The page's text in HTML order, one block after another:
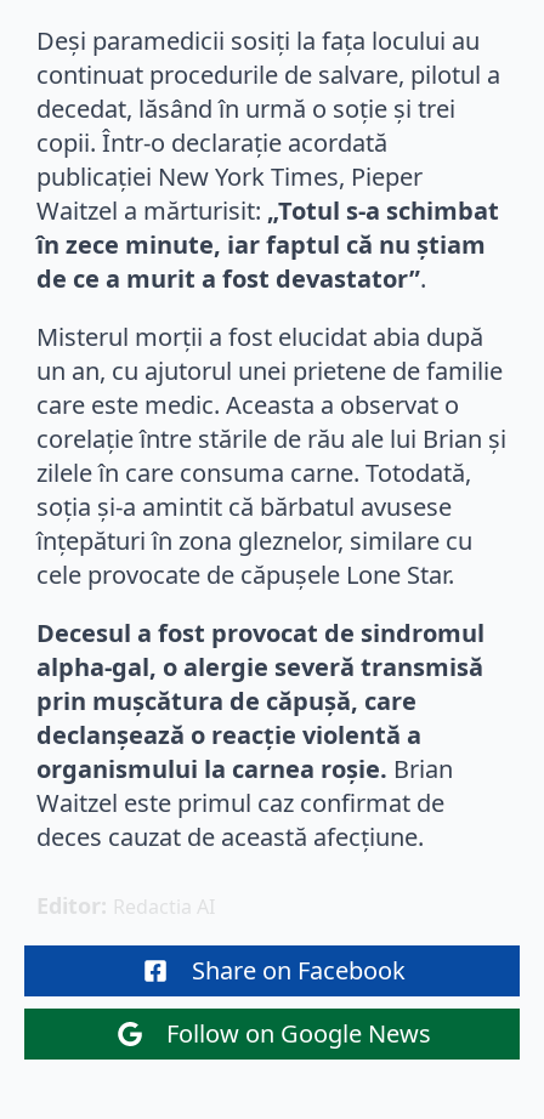
Deși paramedicii sosiți la fața locului au
continuat procedurile de salvare, pilotul a
decedat, lăsând în urmă o soție și trei
copii. Într-o declarație acordată
publicației New York Times, Pieper
Waitzel a mărturisit: „Totul s-a schimbat
în zece minute, iar faptul că nu știam
de ce a murit a fost devastator”.
Misterul morții a fost elucidat abia după
un an, cu ajutorul unei prietene de familie
care este medic. Aceasta a observat o
corelație între stările de rău ale lui Brian și
zilele în care consuma carne. Totodată,
soția și-a amintit că bărbatul avusese
înțepături în zona gleznelor, similare cu
cele provocate de căpușele Lone Star.
Decesul a fost provocat de sindromul
alpha-gal, o alergie severă transmisă
prin mușcătura de căpușă, care
declanșează o reacție violentă a
organismului la carnea roșie. Brian
Waitzel este primul caz confirmat de
deces cauzat de această afecțiune.
Editor: Redactia AI
Share on Facebook
Follow on Google News